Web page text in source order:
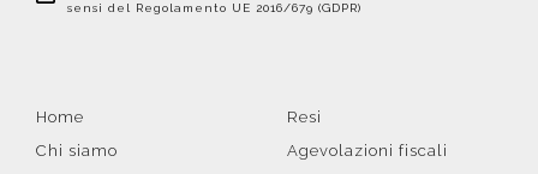
sensi del Regolamento UE 2016/679 (GDPR)
Home
Chi siamo
Resi
Agevolazioni fiscali